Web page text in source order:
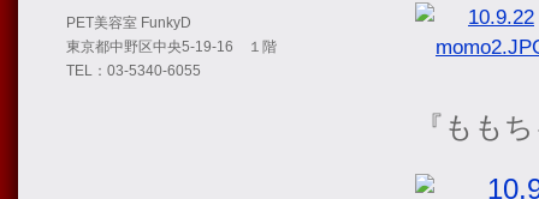
『もも
PET美容室 FunkyD
東京都中野区中央5-19-16 １階
TEL：03-5340-6055